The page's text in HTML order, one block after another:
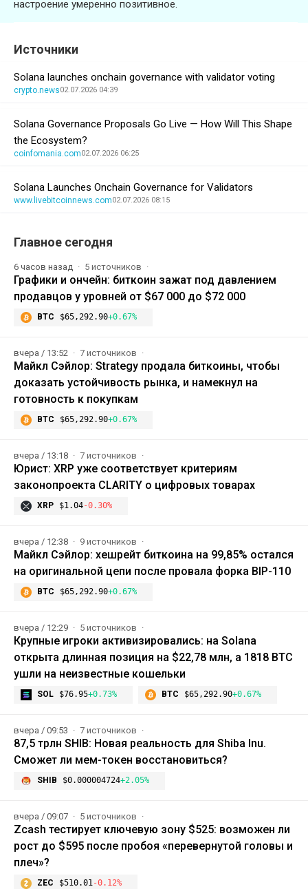
настроение умеренно позитивное.
Источники
Solana launches onchain governance with validator voting
crypto.news02.07.2026 04:39
Solana Governance Proposals Go Live — How Will This Shape
the Ecosystem?
coinfomania.com02.07.2026 06:25
Solana Launches Onchain Governance for Validators
www.livebitcoinnews.com02.07.2026 08:15
Главное сегодня
6 часов назад 5 источников
Графики и ончейн: биткоин зажат под давлением
продавцов у уровней от $67 000 до $72 000
BTC $65,292.90+0.67%
вчера / 13:52 7 источников
Майкл Сэйлор: Strategy продала биткоины, чтобы
доказать устойчивость рынка, и намекнул на
готовность к покупкам
BTC $65,292.90+0.67%
вчера / 13:18 7 источников
Юрист: XRP уже соответствует критериям
законопроекта CLARITY о цифровых товарах
XRP $1.04-0.30%
вчера / 12:38 9 источников
Майкл Сэйлор: хешрейт биткоина на 99,85% остался
на оригинальной цепи после провала форка BIP-110
BTC $65,292.90+0.67%
вчера / 12:29 5 источников
Крупные игроки активизировались: на Solana
открыта длинная позиция на $22,78 млн, а 1818 BTC
ушли на неизвестные кошельки
SOL $76.95+0.73% BTC $65,292.90+0.67%
вчера / 09:53 7 источников
87,5 трлн SHIB: Новая реальность для Shiba Inu.
Сможет ли мем-токен восстановиться?
SHIB $0.000004724+2.05%
вчера / 09:07 5 источников
Zcash тестирует ключевую зону $525: возможен ли
рост до $595 после пробоя «перевернутой головы и
плеч»?
ZEC $510.01-0.12%